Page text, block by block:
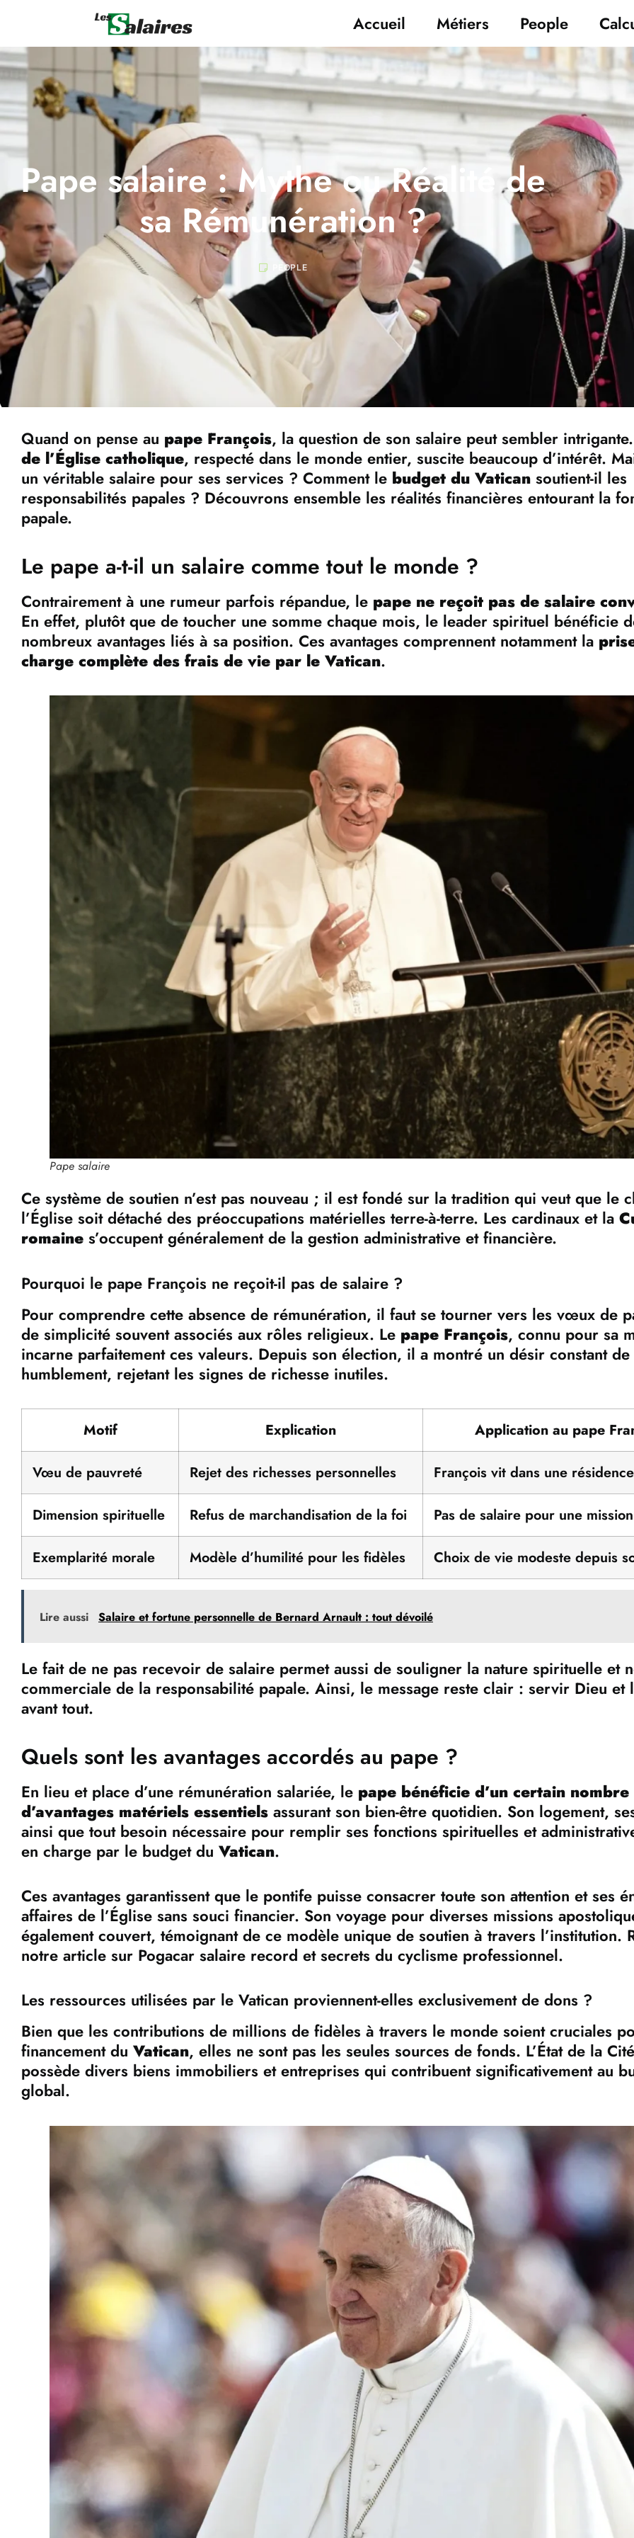
Accueil Métiers People
Pape salaire : Mythe ou Réalité de
sa Rémunération ?
PEOPLE
Quand on pense au pape François, la question de son salaire peut sembler
de l’Église catholique, respecté dans le monde entier, suscite beaucoup d’intérêt.
un véritable salaire pour ses services ? Comment le budget du Vatican soutient-il les
responsabilités papales ? Découvrons ensemble les réalités financières entourant la
papale.
Le pape a-t-il un salaire comme tout le monde ?
Contrairement à une rumeur parfois répandue, le pape ne reçoit pas de salaire
En effet, plutôt que de toucher une somme chaque mois, le leader spirituel bénéficie
nombreux avantages liés à sa position. Ces avantages comprennent notamment la
charge complète des frais de vie par le Vatican.
Pape salaire
Ce système de soutien n’est pas nouveau ; il est fondé sur la tradition qui veut que le
l’Église soit détaché des préoccupations matérielles terre-à-terre. Les cardinaux et la
romaine s’occupent généralement de la gestion administrative et financière.
Pourquoi le pape François ne reçoit-il pas de salaire ?
Pour comprendre cette absence de rémunération, il faut se tourner vers les vœux de
de simplicité souvent associés aux rôles religieux. Le pape François, connu pour sa
incarne parfaitement ces valeurs. Depuis son élection, il a montré un désir constant
humblement, rejetant les signes de richesse inutiles.
Motif Explication Application au pape
Vœu de pauvreté Rejet des richesses personnelles François vit dans une
Dimension spirituelle Refus de marchandisation de la foi Pas de salaire pour une
Exemplarité morale Modèle d’humilité pour les fidèles Choix de vie modeste depuis
Lire aussi Salaire et fortune personnelle de Bernard Arnault : tout dévoilé
Le fait de ne pas recevoir de salaire permet aussi de souligner la nature spirituelle et
commerciale de la responsabilité papale. Ainsi, le message reste clair : servir Dieu et
avant tout.
Quels sont les avantages accordés au pape ?
En lieu et place d’une rémunération salariée, le pape bénéficie d’un certain nombre
d’avantages matériels essentiels assurant son bien-être quotidien. Son logement,
ainsi que tout besoin nécessaire pour remplir ses fonctions spirituelles et
en charge par le budget du Vatican.
Ces avantages garantissent que le pontife puisse consacrer toute son attention et ses
affaires de l’Église sans souci financier. Son voyage pour diverses missions
également couvert, témoignant de ce modèle unique de soutien à travers l’institution.
notre article sur Pogacar salaire record et secrets du cyclisme professionnel.
Les ressources utilisées par le Vatican proviennent-elles exclusivement de dons ?
Bien que les contributions de millions de fidèles à travers le monde soient cruciales
financement du Vatican, elles ne sont pas les seules sources de fonds. L’État de la
possède divers biens immobiliers et entreprises qui contribuent significativement au
global.